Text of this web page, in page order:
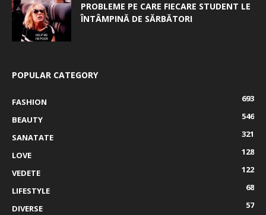
PROBLEME PE CARE FIECARE STUDENT LE
ÎNTÂMPINĂ DE SĂRBĂTORI
POPULAR CATEGORY
FASHION
693
BEAUTY
546
SANATATE
321
LOVE
128
VEDETE
122
LIFESTYLE
68
DIVERSE
57